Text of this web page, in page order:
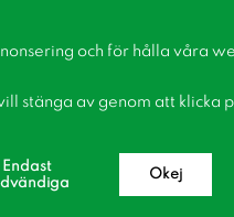
Inspiration
och för hålla våra
stänga av genom att klicka
Endast
Okej